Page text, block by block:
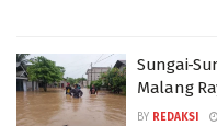
Sungai-
Malang
BY REDAKSI